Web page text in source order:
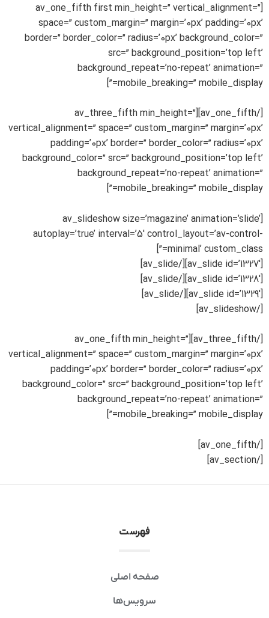
[av_one_fifth first min_height=” vertical_alignment=”
space=” custom_margin=” margin=’0px’ padding=’0px’
border=” border_color=” radius=’0px’ background_color=”
src=” background_position=’top left’
background_repeat=’no-repeat’ animation=”
mobile_breaking=” mobile_display=”]
[/av_one_fifth][av_three_fifth min_height=”
vertical_alignment=” space=” custom_margin=” margin=’0px’
padding=’0px’ border=” border_color=” radius=’0px’
background_color=” src=” background_position=’top left’
background_repeat=’no-repeat’ animation=”
mobile_breaking=” mobile_display=”]
[av_slideshow size=’magazine’ animation=’slide’
autoplay=’true’ interval=’5′ control_layout=’av-control-
minimal’ custom_class=”]
[/av_slideshow]
[/av_three_fifth][av_one_fifth min_height=”
vertical_alignment=” space=” custom_margin=” margin=’0px’
padding=’0px’ border=” border_color=” radius=’0px’
background_color=” src=” background_position=’top left’
background_repeat=’no-repeat’ animation=”
mobile_breaking=” mobile_display=”]
[/av_one_fifth]
[/av_section]
فهرست
صفحه اصلی
سرویس‌ها